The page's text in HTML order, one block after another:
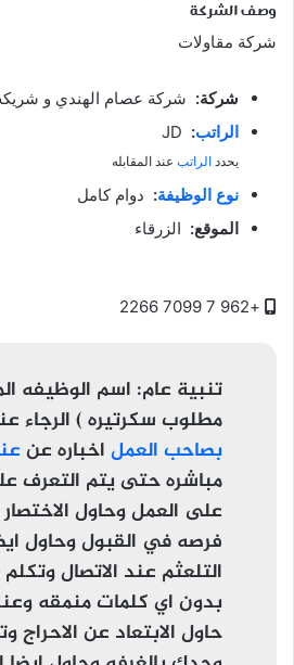
وصف الشركة
شركة مقاولات
شركة: شركة عصام الهندي و
الراتب:
يحدد الراتب عند المقابله
نوع الوظيفة: دوام كامل
الموقع: الزرقاء
+962 7 7099 2266
تنبية عام: اسم الوظيفه
مطلوب سكرتيره ) الرجاء
بصاحب العمل اخباره عن
مباشره حتى يتم التعرف
على العمل وحاول
فرصه في القبول وحاول
التلعثم عند الاتصال
بدون اي كلمات منمقه
حاول الابتعاد عن الاحراج